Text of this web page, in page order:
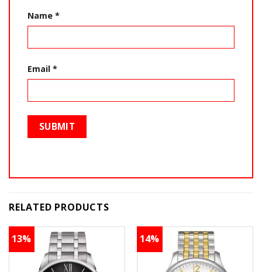
Name *
Email *
RELATED PRODUCTS
13% 14%